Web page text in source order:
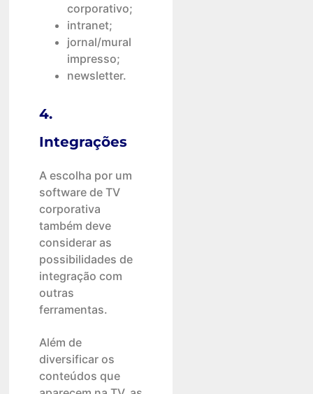
corporativo;
intranet;
jornal/mural
impresso;
newsletter.
4.
Integrações
A escolha por um
software de TV
corporativa
também deve
considerar as
possibilidades de
integração com
outras
ferramentas.
Além de
diversificar os
conteúdos que